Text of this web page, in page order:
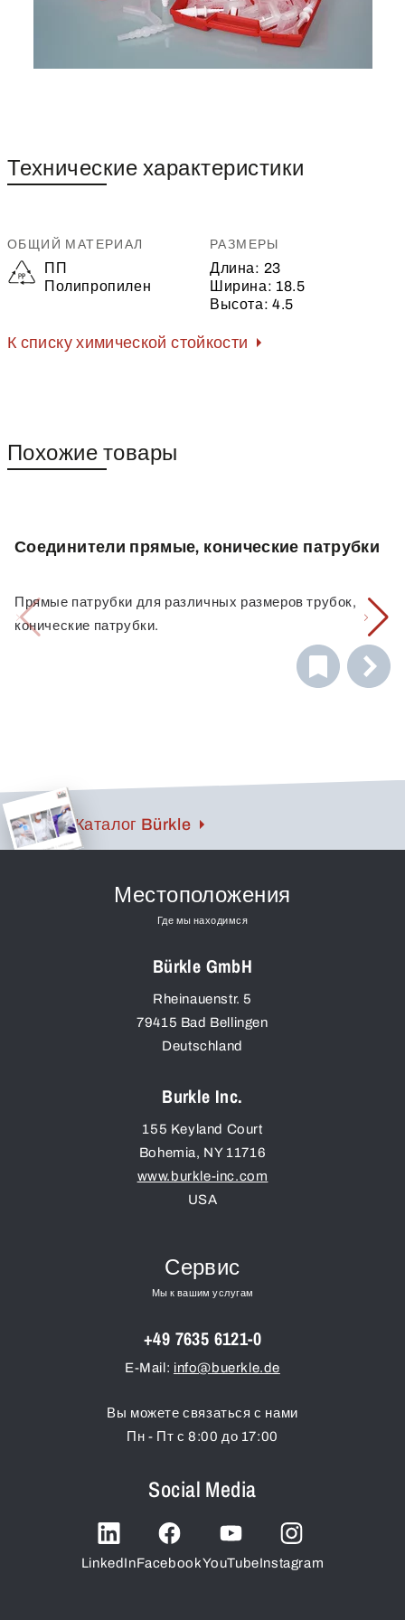
Технические характеристики
ОБЩИЙ МАТЕРИАЛ
ПП
Полипропилен
РАЗМЕРЫ
Длина: 23
Ширина: 18.5
Высота: 4.5
К списку химической стойкости
Похожие товары
Соединители прямые, конические патрубки
Прямые патрубки для различных размеров трубок,
конические патрубки.
Каталог Bürkle
Местоположения
Где мы находимся
Bürkle GmbH
Rheinauenstr. 5
79415 Bad Bellingen
Deutschland
Burkle Inc.
155 Keyland Court
Bohemia, NY 11716
www.burkle-inc.com
USA
Сервис
Мы к вашим услугам
+49 7635 6121-0
E-Mail: info@buerkle.de
Вы можете связаться с нами
Пн - Пт с 8:00 до 17:00
Social Media
LinkedInFacebookYouTubeInstagram